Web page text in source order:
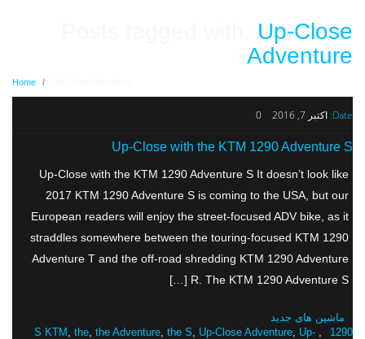
Posts tagged with:Up-Close
Adventure
Home
Date: اکتبر 7, 2016 0
Up-Close with the KTM 1290 Adventure S
Up-Close with the KTM 1290 Adventure S It doesn’t look like
2017 KTM 1290 Adventure S is coming to the USA, but our
European readers will enjoy the street-focused ADV bike, as it
straddles somewhere between the touring-focused KTM 1290
Adventure T and the off-road shredding KTM 1290 Adventure
R. The KTM 1290 Adventure S […]
ماشین های جدید
1290
,
S KTM,the,the Adventure,the S,Up-Close Adventure,Up-